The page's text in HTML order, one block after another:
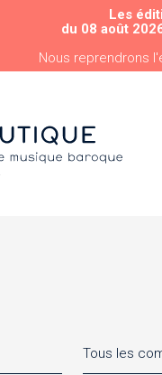
Les
du 08 août
Nous reprendrons
Tous les